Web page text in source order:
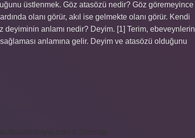
üstlenmek. Göz atasözü nedir? Göz göremeyince
olanı görür, akıl ise gelmekte olanı görür. Kendi
anlamı nedir? Deyim. [1] Terim, ebeveynlerin
sağlaması anlamına gelir. Deyim ve atasözü olduğunu